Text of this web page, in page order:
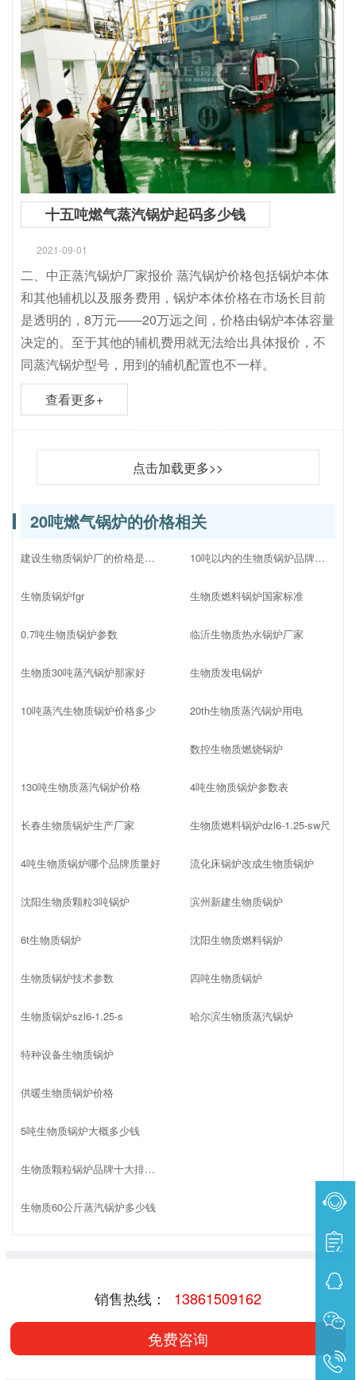
十五吨燃气蒸汽锅炉起码多少钱
2021-09-01
二、中正蒸汽锅炉厂家报价 蒸汽锅炉价格包括锅炉本体
和其他辅机以及服务费用，锅炉本体价格在市场长目前
是透明的，8万元——20万远之间，价格由锅炉本体容量
决定的。至于其他的辅机费用就无法给出具体报价，不
同蒸汽锅炉型号，用到的辅机配置也不一样。
查看更多+
点击加载更多>>
20吨燃气锅炉的价格相关
建设生物质锅炉厂的价格是多少
生物质锅炉fgr
0.7吨生物质锅炉参数
生物质30吨蒸汽锅炉那家好
10吨蒸汽生物质锅炉价格多少
10吨以内的生物质锅炉品牌十大排名
生物质燃料锅炉国家标准
临沂生物质热水锅炉厂家
生物质发电锅炉
20th生物质蒸汽锅炉用电
数控生物质燃烧锅炉
130吨生物质蒸汽锅炉价格
长春生物质锅炉生产厂家
4吨生物质锅炉哪个品牌质量好
沈阳生物质颗粒3吨锅炉
6t生物质锅炉
生物质锅炉技术参数
4吨生物质锅炉参数表
生物质燃料锅炉dzl6-1.25-sw尺
流化床锅炉改成生物质锅炉
滨州新建生物质锅炉
沈阳生物质燃料锅炉
四吨生物质锅炉
生物质锅炉szl6-1.25-s
特种设备生物质锅炉
供暖生物质锅炉价格
5吨生物质锅炉大概多少钱
生物质颗粒锅炉品牌十大排名榜
生物质60公斤蒸汽锅炉多少钱
哈尔滨生物质蒸汽锅炉
销售热线： 13861509162
免费咨询